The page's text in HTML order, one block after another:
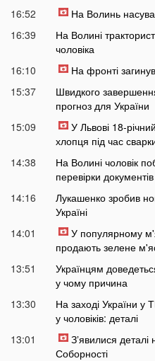
16:52
На Волинь
16:39
На Волині
чоловіка
16:10
На фронті
15:37
Швидкого
прогноз для України
15:09
У Львові 18-
хлопця під час
14:38
На Волині чоловік
перевірки документів
14:16
Лукашенко зробив
Україні
14:01
У популярному
продають зелене
13:51
Українцям
у чому причина
13:30
На заході України у
у чоловіків: деталі
13:01
Зʼявилися деталі
Соборності